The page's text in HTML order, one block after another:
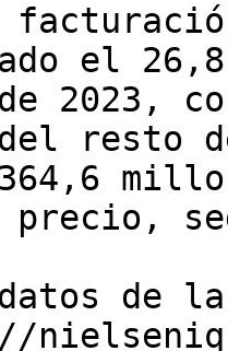
el
2023,
resto
precio,
de